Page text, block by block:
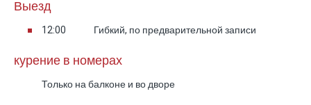
Выезд
12:00 Гибкий, по предварительной записи
курение в номерах
Только на балконе и во дворе